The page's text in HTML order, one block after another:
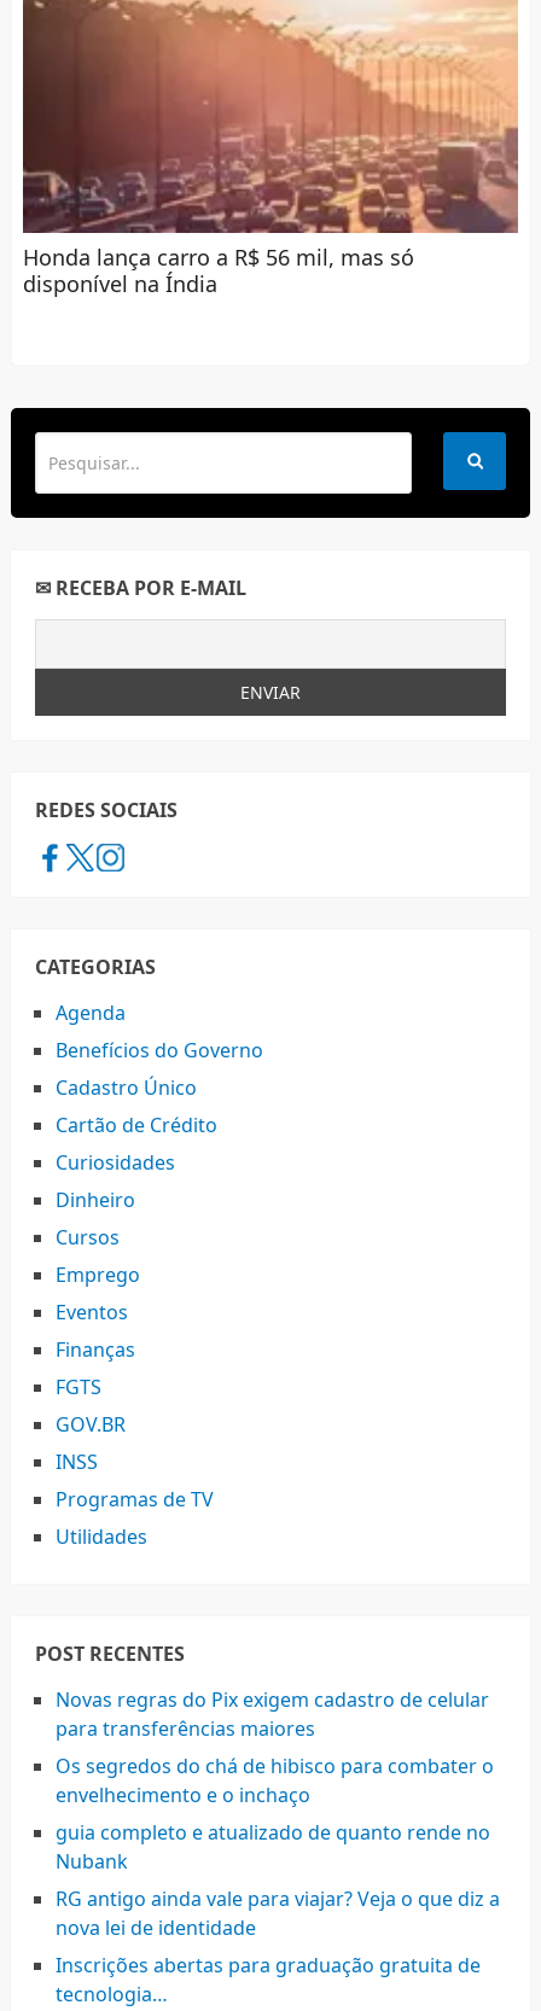
Honda lança carro a R$ 56 mil, mas só
disponível na Índia
✉ RECEBA POR E-MAIL
REDES SOCIAIS
CATEGORIAS
Agenda
Benefícios do Governo
Cadastro Único
Cartão de Crédito
Curiosidades
Dinheiro
Cursos
Emprego
Eventos
Finanças
FGTS
GOV.BR
INSS
Programas de TV
Utilidades
POST RECENTES
Novas regras do Pix exigem cadastro de celular
para transferências maiores
Os segredos do chá de hibisco para combater o
envelhecimento e o inchaço
guia completo e atualizado de quanto rende no
Nubank
RG antigo ainda vale para viajar? Veja o que diz a
nova lei de identidade
Inscrições abertas para graduação gratuita de
tecnologia…